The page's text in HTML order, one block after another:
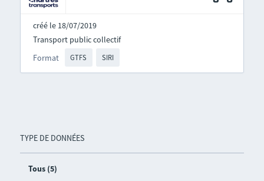
TYPE DE DONNÉES
Tous (5)
créé le 18/07/2019
Format GTFS SIRI
Transport public collectif